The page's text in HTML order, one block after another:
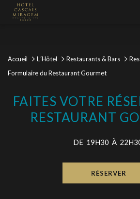
Accueil L´Hôtel Restaurants & Bars
Formulaire du Restaurant Gourmet
FAITES VOTRE
RESTAURANT
DE 19H30 À
RÉSERVER